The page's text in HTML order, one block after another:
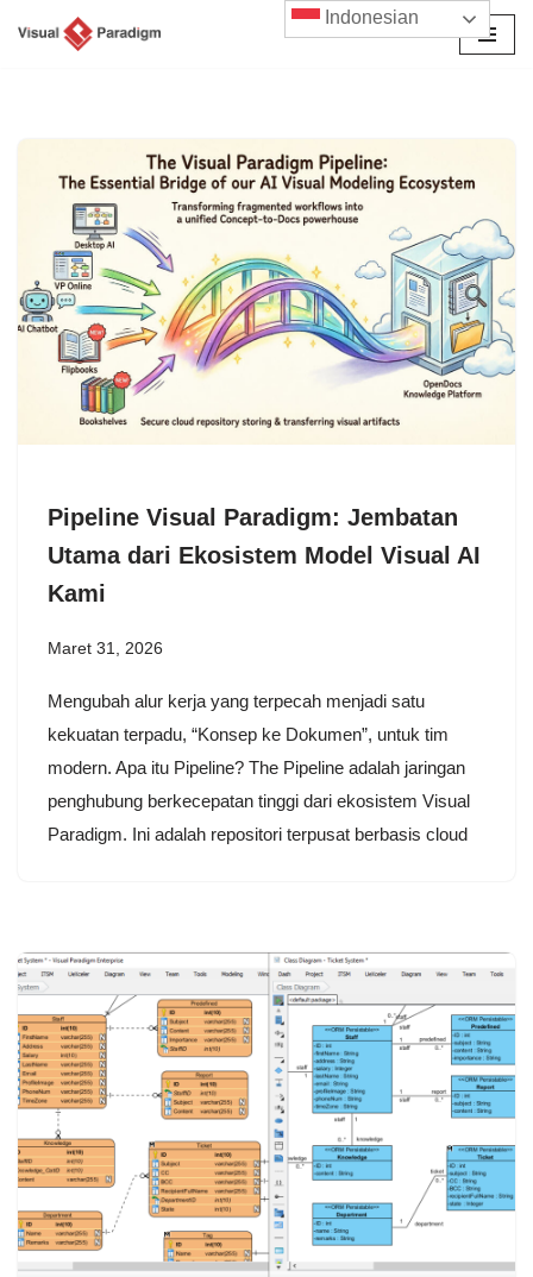
Pipeline Visual Paradigm: Jembatan
Utama dari Ekosistem Model Visual AI
Kami
Maret 31, 2026
Mengubah alur kerja yang terpecah menjadi satu
kekuatan terpadu, “Konsep ke Dokumen”, untuk tim
modern. Apa itu Pipeline? The Pipeline adalah jaringan
penghubung berkecepatan tinggi dari ekosistem Visual
Paradigm. Ini adalah repositori terpusat berbasis cloud
Indonesian